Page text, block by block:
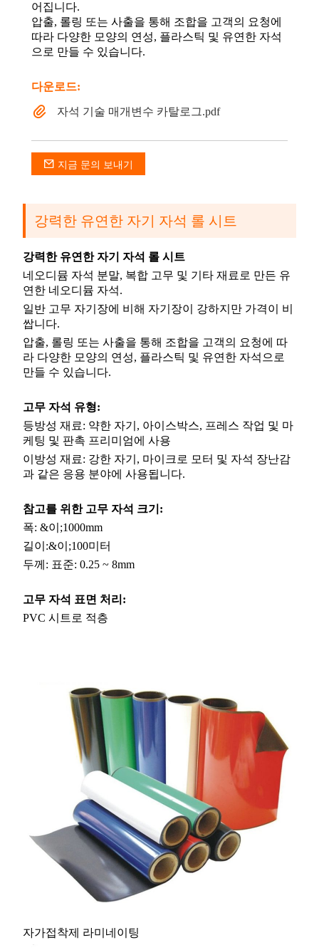
어집니다.
압출, 롤링 또는 사출을 통해 조합을 고객의 요청에
따라 다양한 모양의 연성, 플라스틱 및 유연한 자석
으로 만들 수 있습니다.
다운로드:
자석 기술 매개변수 카탈로그.pdf
지금 문의 보내기
강력한 유연한 자기 자석 롤 시트
강력한 유연한 자기 자석 롤 시트
네오디뮴 자석 분말, 복합 고무 및 기타 재료로 만든 유
연한 네오디뮴 자석.
일반 고무 자기장에 비해 자기장이 강하지만 가격이 비
쌉니다.
압출, 롤링 또는 사출을 통해 조합을 고객의 요청에 따
라 다양한 모양의 연성, 플라스틱 및 유연한 자석으로
만들 수 있습니다.
고무 자석 유형:
등방성 재료: 약한 자기, 아이스박스, 프레스 작업 및 마
케팅 및 판촉 프리미엄에 사용
이방성 재료: 강한 자기, 마이크로 모터 및 자석 장난감
과 같은 응용 분야에 사용됩니다.
참고를 위한 고무 자석 크기:
폭: &이;1000mm
길이:&이;100미터
두께: 표준: 0.25 ~ 8mm
고무 자석 표면 처리:
PVC 시트로 적층
자가접착제 라미네이팅